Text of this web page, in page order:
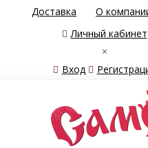
Доставка О
Личный кабинет
×
Вход